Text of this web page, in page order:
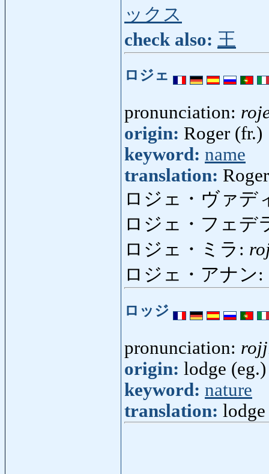
ックス
check also: 王
ロジェ
pronunciation:
origin: Roger (fr.)
keyword: name
translation: Roger
ロジェ・ヴァデ
ロジェ・フェデ
ロジェ・ミラ:
ロジェ・アナン:
ロッジ
pronunciation:
origin: lodge (eg.)
keyword: nature
translation: lodge